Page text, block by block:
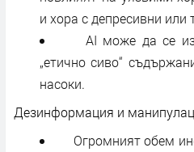
и хора с депресивни
AI може да се
„етично сиво“
насоки.
Дезинформация и
Огромният обем